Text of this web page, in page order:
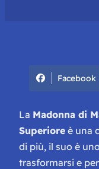
Facebook
La Madonna di
Superiore è una
di più, il suo è
trasformarsi e